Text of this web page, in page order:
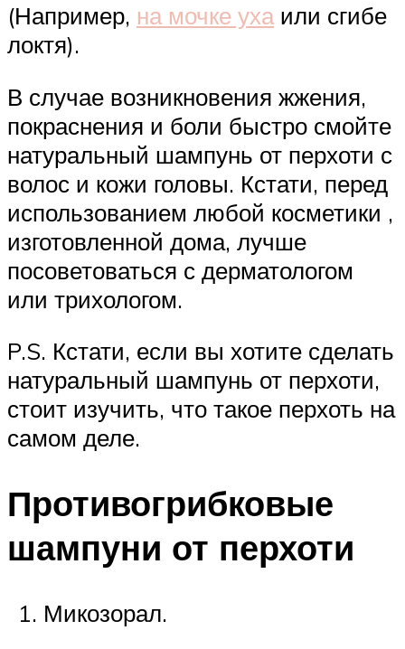
(Например, на мочке уха или сгибе
локтя).
В случае возникновения жжения,
покраснения и боли быстро смойте
натуральный шампунь от перхоти с
волос и кожи головы. Кстати, перед
использованием любой косметики ,
изготовленной дома, лучше
посоветоваться с дерматологом
или трихологом.
P.S. Кстати, если вы хотите сделать
натуральный шампунь от перхоти,
стоит изучить, что такое перхоть на
самом деле.
Противогрибковые
шампуни от перхоти
Микозорал.